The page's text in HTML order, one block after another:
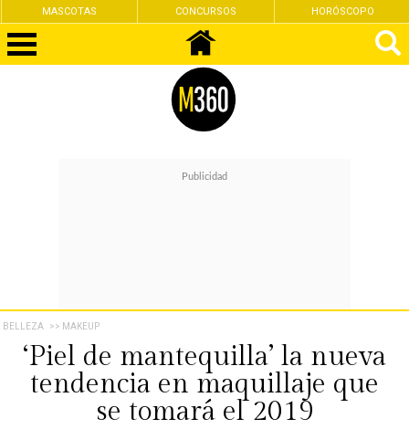
MASCOTAS CONCURSOS HORÓSCOPO
BELLEZA >> MAKEUP
‘Piel de mantequilla’ la nueva
tendencia en maquillaje que
se tomará el 2019